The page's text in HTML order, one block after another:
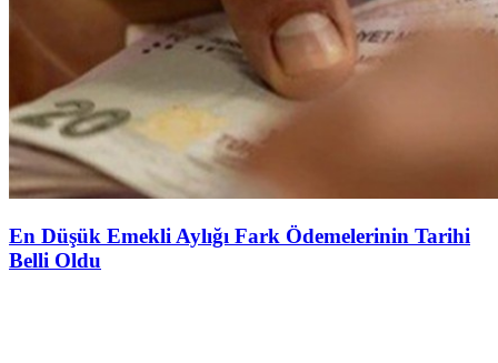
En Düşük Emekli Aylığı Fark Ödemelerinin Tarihi
Belli Oldu